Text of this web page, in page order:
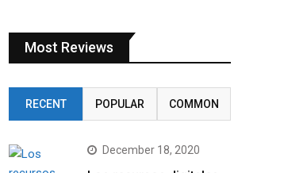
Most Reviews
RECENT POPULAR COMMON
December 18, 2020